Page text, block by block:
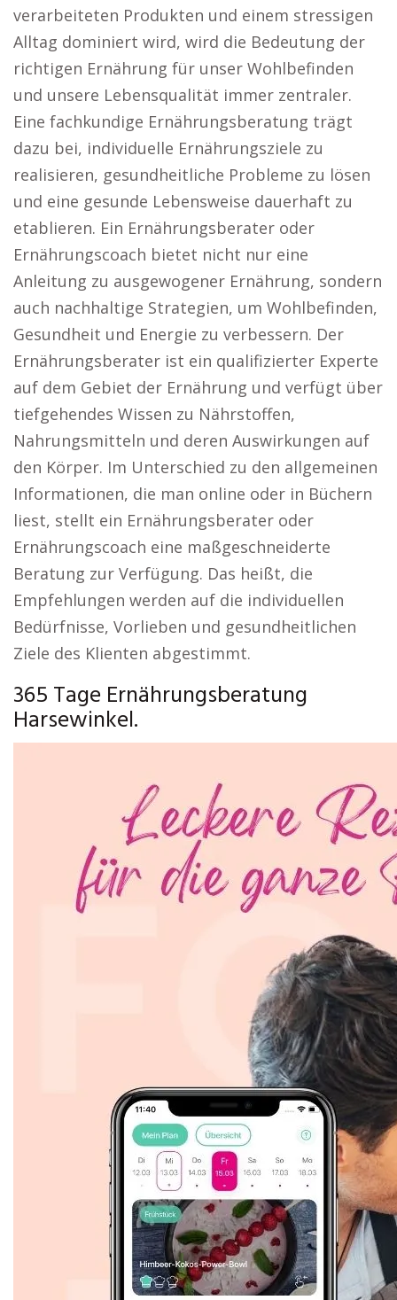
verarbeiteten Produkten und einem stressigen
Alltag dominiert wird, wird die Bedeutung der
richtigen Ernährung für unser Wohlbefinden
und unsere Lebensqualität immer zentraler.
Eine fachkundige Ernährungsberatung trägt
dazu bei, individuelle Ernährungsziele zu
realisieren, gesundheitliche Probleme zu lösen
und eine gesunde Lebensweise dauerhaft zu
etablieren. Ein Ernährungsberater oder
Ernährungscoach bietet nicht nur eine
Anleitung zu ausgewogener Ernährung, sondern
auch nachhaltige Strategien, um Wohlbefinden,
Gesundheit und Energie zu verbessern. Der
Ernährungsberater ist ein qualifizierter Experte
auf dem Gebiet der Ernährung und verfügt über
tiefgehendes Wissen zu Nährstoffen,
Nahrungsmitteln und deren Auswirkungen auf
den Körper. Im Unterschied zu den allgemeinen
Informationen, die man online oder in Büchern
liest, stellt ein Ernährungsberater oder
Ernährungscoach eine maßgeschneiderte
Beratung zur Verfügung. Das heißt, die
Empfehlungen werden auf die individuellen
Bedürfnisse, Vorlieben und gesundheitlichen
Ziele des Klienten abgestimmt.
365 Tage Ernährungsberatung
Harsewinkel.